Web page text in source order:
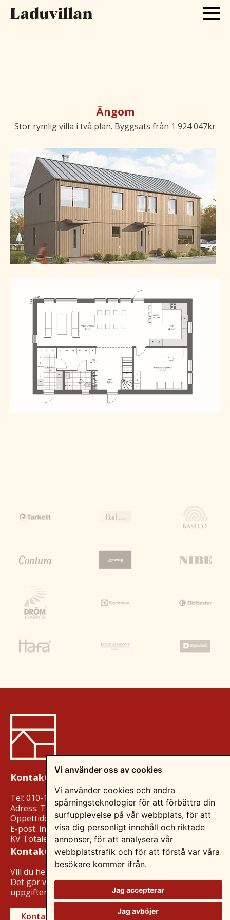
Vi använder oss av cookies
Vi använder cookies och andra
spårningsteknologier för att förbättra din
surfupplevelse på vår webbplats, för att
visa dig personligt innehåll och riktade
annonser, för att analysera vår
webbplatstrafik och för att förstå var våra
besökare kommer ifrån.
Jag accepterar
Jag avböjer
Ängom
Stor rymlig villa i två plan. Byggsats från 1 924 047kr
Kontakta oss
Tel: 010-15 73 00
Adress: Tegelvägen 17, 853 50 Sundsvall
Öppettider: Mån-fre kl. 09-18
E-post: info@laduvillan.se
KV Totalentreprenad AB
Kontakta mig
Vill du hellre att vi kontaktar dig?
Det gör vi mer än gärna! Fyll i dina
uppgifter så återkommer vi.
Kontakta oss